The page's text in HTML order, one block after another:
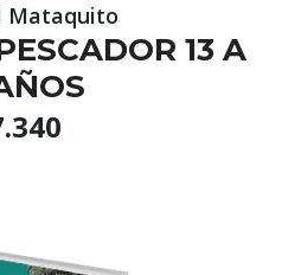
Mataquito
13 A